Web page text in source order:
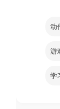
动
游
学